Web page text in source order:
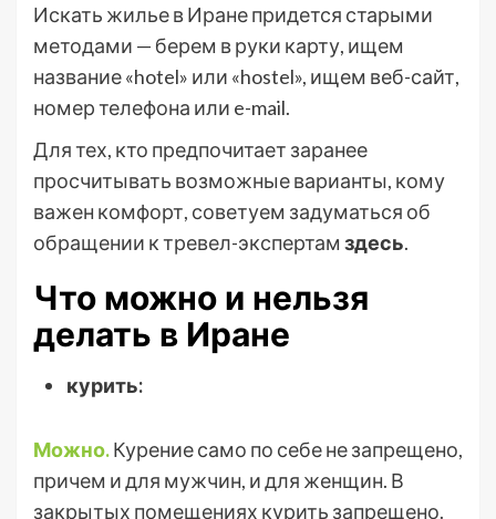
Искать жилье в Иране придется старыми
методами — берем в руки карту, ищем
название «hotel» или «hostel», ищем веб-сайт,
номер телефона или e-mail.
Для тех, кто предпочитает заранее
просчитывать возможные варианты, кому
важен комфорт, советуем задуматься об
обращении к тревел-экспертам здесь.
Что можно и нельзя
делать в Иране
курить:
Можно.Курение само по себе не запрещено,
причем и для мужчин, и для женщин. В
закрытых помещениях курить запрещено.